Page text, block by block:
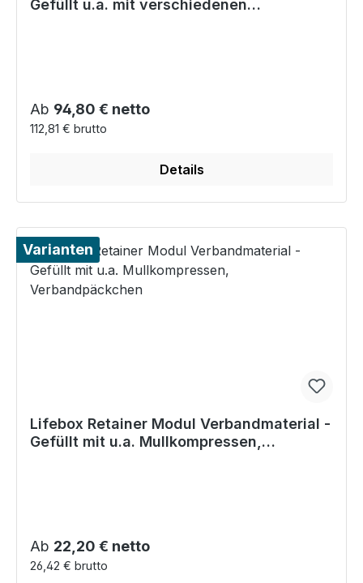
Gefüllt u.a. mit verschiedenen
Regulärer Preis:
Ab 94,80 € netto
112,81 € brutto
Details
Varianten
Lifebox Retainer Modul Verbandmaterial -
Gefüllt mit u.a. Mullkompressen,
Regulärer Preis:
Ab 22,20 € netto
26,42 € brutto